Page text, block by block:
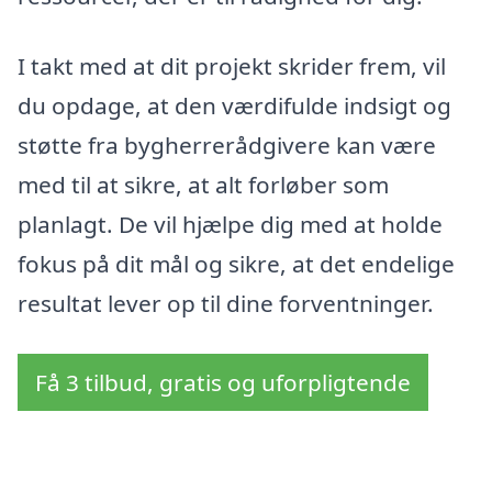
I takt med at dit projekt skrider frem, vil
du opdage, at den værdifulde indsigt og
støtte fra bygherrerådgivere kan være
med til at sikre, at alt forløber som
planlagt. De vil hjælpe dig med at holde
fokus på dit mål og sikre, at det endelige
resultat lever op til dine forventninger.
Få 3 tilbud, gratis og uforpligtende